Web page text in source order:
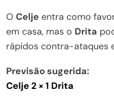
O Celje entra como
em casa, mas o Drita
rápidos contra-ataques
Previsão sugerida:
Celje 2 × 1 Drita